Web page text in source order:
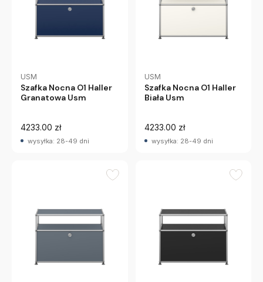
USM
Szafka Nocna O1 Haller
Granatowa Usm
4233.00 zł
wysyłka: 28-49 dni
USM
Szafka Nocna O1 Haller
Biała Usm
4233.00 zł
wysyłka: 28-49 dni